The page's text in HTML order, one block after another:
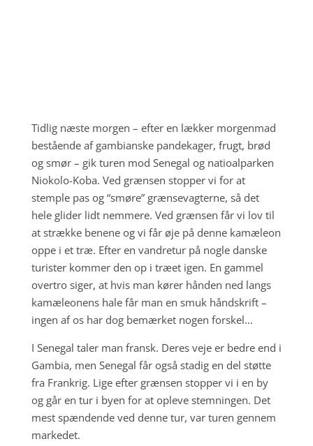
Tidlig næste morgen – efter en lækker morgenmad
bestående af gambianske pandekager, frugt, brød
og smør – gik turen mod Senegal og natioalparken
Niokolo-Koba. Ved grænsen stopper vi for at
stemple pas og “smøre” grænsevagterne, så det
hele glider lidt nemmere. Ved grænsen får vi lov til
at strække benene og vi får øje på denne kamæleon
oppe i et træ. Efter en vandretur på nogle danske
turister kommer den op i træet igen. En gammel
overtro siger, at hvis man kører hånden ned langs
kamæleonens hale får man en smuk håndskrift –
ingen af os har dog bemærket nogen forskel…
I Senegal taler man fransk. Deres veje er bedre end i
Gambia, men Senegal får også stadig en del støtte
fra Frankrig. Lige efter grænsen stopper vi i en by
og går en tur i byen for at opleve stemningen. Det
mest spændende ved denne tur, var turen gennem
markedet.